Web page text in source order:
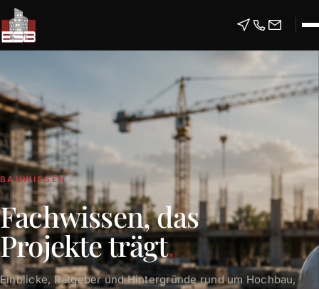
BAUWISSEN
Fachwissen, das
Projekte trägt.
Einblicke, Ratgeber und Hintergründe rund um Hochbau,